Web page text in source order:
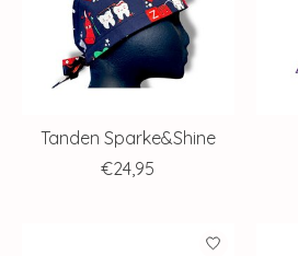
Tanden Sparke&Shine
€24,95